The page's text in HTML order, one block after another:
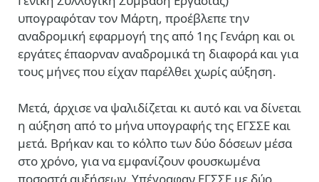
υπογραφόταν τον Μάρτη, προέβλεπε την
αναδρομική εφαρμογή της από 1ης Γενάρη και οι
εργάτες έπαορναν αναδρομικά τη διαφορά και για
τους μήνες που είχαν παρέλθει χωρίς αύξηση.
Μετά, άρχισε να ψαλιδίζεται κι αυτό και να δίνεται
η αύξηση από το μήνα υπογραφής της ΕΓΣΣΕ και
μετά. Βρήκαν και το κόλπο των δύο δόσεων μέσα
στο χρόνο, για να εμφανίζουν φουσκωμένα
ποσοστά αυξήσεων. Υπέγραφαν ΕΓΣΣΕ με δύο